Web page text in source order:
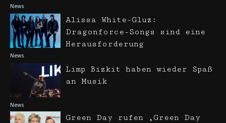
News
News
Alissa White-Gluz:
Dragonforce-Songs sind eine
Herausforderung
News
Limp Bizkit haben wieder Spaß
an Musik
Green Day rufen „Green Day